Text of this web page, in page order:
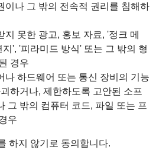
이나 그 밖의 전속적 권리를 침해하
지 못한 광고, 홍보 자료, '정크 메
', '피라미드 방식' 또는 그 밖의 형
경우
나 하드웨어 또는 통신 장비의 기능
하거나, 제한하도록 고안된 소프
그 밖의 컴퓨터 코드, 파일 또는 프
우
하지 않기로 동의합니다.